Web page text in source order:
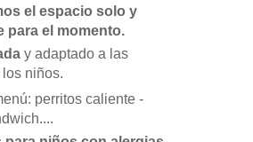
el espacio solo y
para el momento.
y adaptado a las
niños.
perritos caliente -